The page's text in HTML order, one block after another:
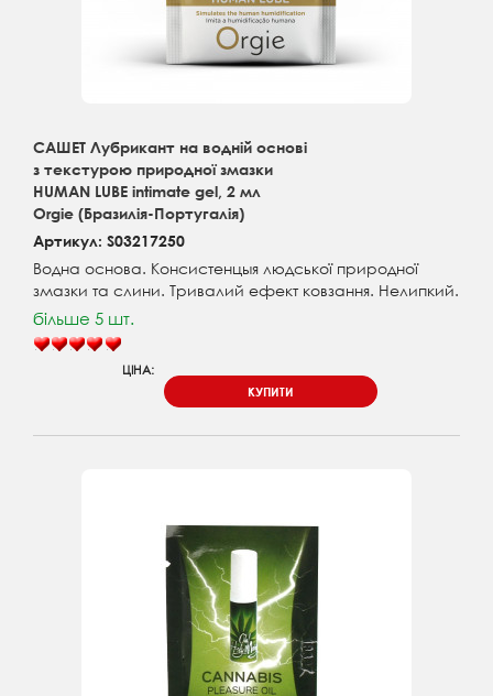
САШЕТ Лубрикант на водній основі
з текстурою природної змазки
HUMAN LUBE intimate gel, 2 мл
Orgie (Бразилія-Португалія)
Артикул: S03217250
Водна основа. Консистенцыя людської природної
змазки та слини. Тривалий ефект ковзання. Нелипкий.
більше 5 шт.
ЦІНА:
КУПИТИ